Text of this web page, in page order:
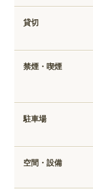
貸切
禁煙・喫煙
駐車場
空間・設備